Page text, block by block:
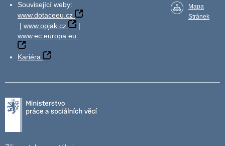
Související weby:
www.dotaceeu.cz
| www.opjak.cz
|
www.ec.europa.eu
Kariéra
Mapa
Stránek